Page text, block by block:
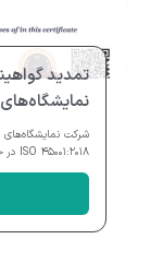
شرکت نمایشگاه‌های
ISO ۴۵۰۰۱:۲۰۱۸ در حوزه مدیریت...